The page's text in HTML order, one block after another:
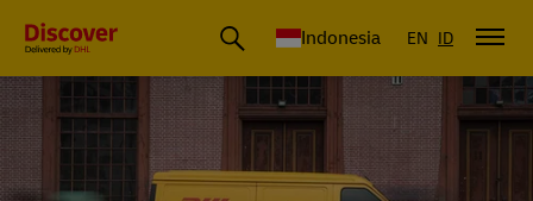
DHL Express Indonesia Indonesia EN ID